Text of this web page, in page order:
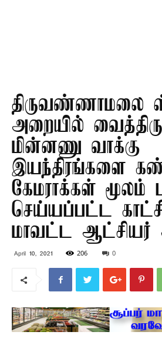
திருவண்ணாமலை
அறையில்
மின்னணு வாக்கு
இயந்திரங்களை
கேமராக்கள் மூலம்
செய்யப்பட்ட
மாவட்ட ஆட்சியர்
April 10, 2021 206 0